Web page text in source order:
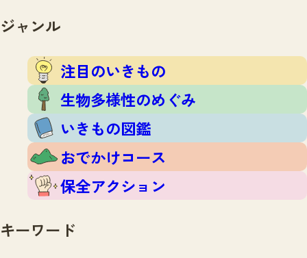
注目のいきもの
生物多様性のめぐみ
いきもの図鑑
おでかけコース
保全アクション
イベント
いきもの調査隊
調査レポート
調査レポートTOP
調査結果
ふくおかいきものマップ
マッチング
マッチングTOP
掲載申し込みフォーム
お問合せ
ジャンル
注目のいきもの
生物多様性のめぐみ
いきもの図鑑
おでかけコース
保全アクション
キーワード